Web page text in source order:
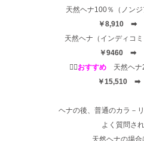
天然ヘナ100％（ノン
￥8,910 ➡
天然ヘナ（インディコ
￥9460 ➡
☝🏻おすすめ天然ヘナ
￥15,510 ➡
ヘナの後、普通のカラ－
よく質問さ
天然ヘナの場